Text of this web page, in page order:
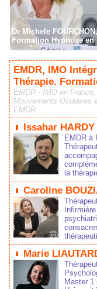
Dr Michele FOURCHON,
Formation Hypnose en
cancérologie
EMDR, IMO
Thérapie.
EMDR - IMO en
Mouvements Oculaires
EMDR
Issahar HARDY
EMDR à
la
Caroline
Marie
Master 1